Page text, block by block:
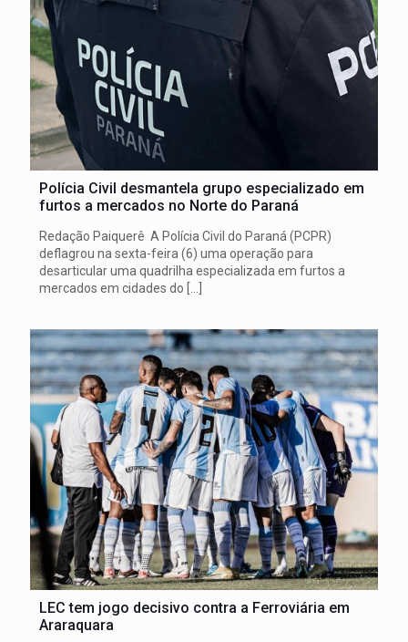
Polícia Civil desmantela grupo especializado em
furtos a mercados no Norte do Paraná
Redação Paiquerê A Polícia Civil do Paraná (PCPR)
deflagrou na sexta-feira (6) uma operação para
desarticular uma quadrilha especializada em furtos a
mercados em cidades do
LEC tem jogo decisivo contra a Ferroviária em
Araraquara